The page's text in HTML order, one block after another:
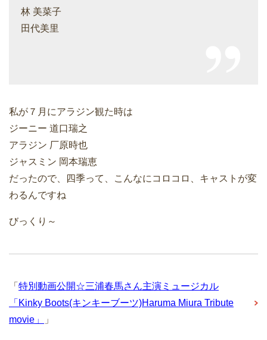
林 美菜子
田代美里
私が７月にアラジン観た時は
ジーニー 道口瑞之
アラジン 厂原時也
ジャスミン 岡本瑞恵
だったので、四季って、こんなにコロコロ、キャストが変
わるんですね
びっくり～
「 特別動画公開☆三浦春馬さん主演ミュージカル
「Kinky Boots(キンキーブーツ)Haruma Miura Tribute
movie」
」